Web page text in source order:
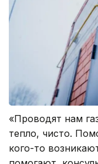
«Проводят нам
тепло, чисто.
кого-то